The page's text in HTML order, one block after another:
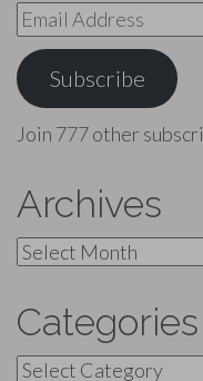
Email
Address
Subscribe
Join 777 other
Archives
Archives
Categories
Categories